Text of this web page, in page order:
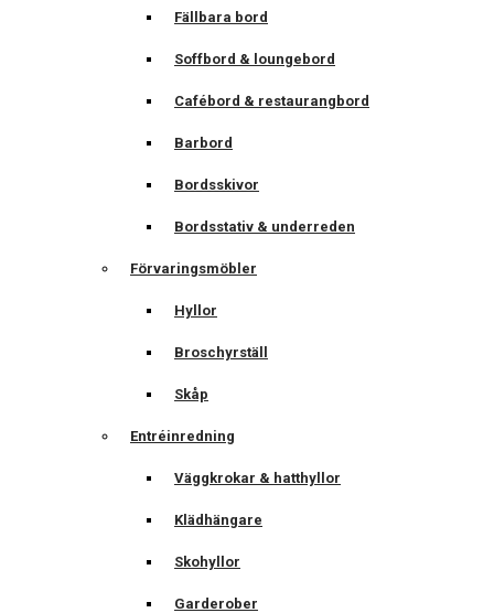
Fällbara bord
Soffbord & loungebord
Cafébord & restaurangbord
Barbord
Bordsskivor
Bordsstativ & underreden
Förvaringsmöbler
Hyllor
Broschyrställ
Skåp
Entréinredning
Väggkrokar & hatthyllor
Klädhängare
Skohyllor
Garderober